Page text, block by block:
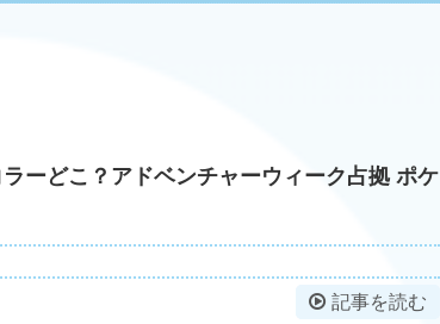
ーどこ？アドベンチャーウィーク占拠 ポケ
記事を読む